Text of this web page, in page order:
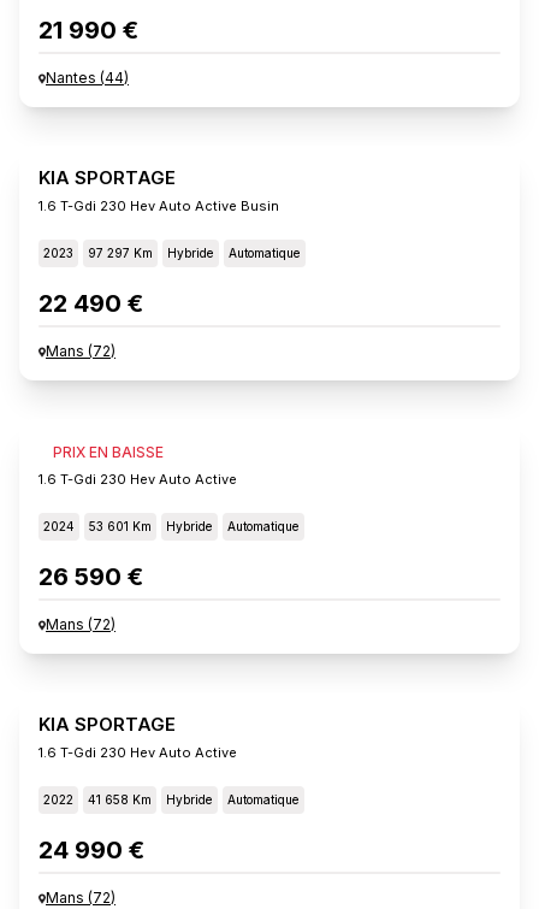
21 990 €
Nantes (44)
KIA SPORTAGE
1.6 T-Gdi 230 Hev Auto Active Busin
2023 97 297 Km Hybride Automatique
22 490 €
Mans (72)
PRIX EN BAISSE
KIA SPORTAGE
1.6 T-Gdi 230 Hev Auto Active
2024 53 601 Km Hybride Automatique
26 590 €
Mans (72)
KIA SPORTAGE
1.6 T-Gdi 230 Hev Auto Active
2022 41 658 Km Hybride Automatique
24 990 €
Mans (72)